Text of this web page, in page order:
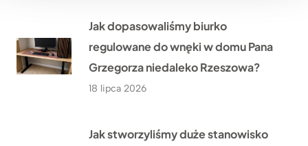
Jak dopasowaliśmy biurko
regulowane do wnęki w domu Pana
Grzegorza niedaleko Rzeszowa?
18 lipca 2026
Jak stworzyliśmy duże stanowisko